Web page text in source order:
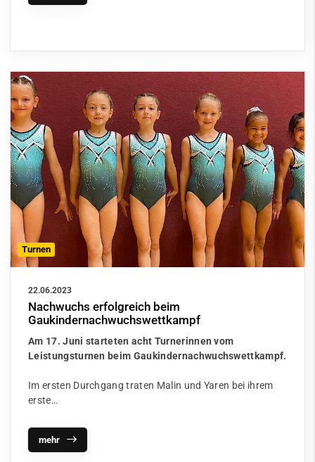
Turnen
22.06.2023
Nachwuchs erfolgreich beim
Gaukindernachwuchswettkampf
Am 17. Juni starteten acht Turnerinnen vom
Leistungsturnen beim Gaukindernachwuchswettkampf.
Im ersten Durchgang traten Malin und Yaren bei ihrem
erste…
mehr